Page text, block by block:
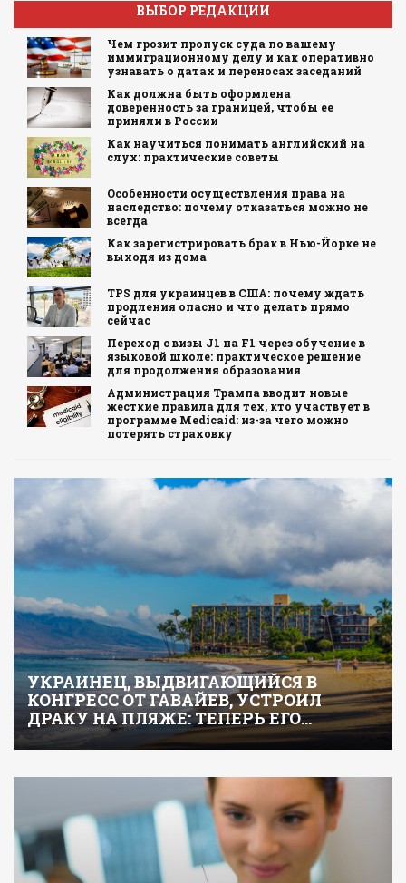
ВЫБОР РЕДАКЦИИ
Чем грозит пропуск суда по вашему
иммиграционному делу и как оперативно
узнавать о датах и переносах заседаний
Как должна быть оформлена
доверенность за границей, чтобы ее
приняли в России
Как научиться понимать английский на
слух: практические советы
Особенности осуществления права на
наследство: почему отказаться можно не
всегда
Как зарегистрировать брак в Нью-Йорке не
выходя из дома
TPS для украинцев в США: почему ждать
продления опасно и что делать прямо
сейчас
Переход с визы J1 на F1 через обучение в
языковой школе: практическое решение
для продолжения образования
Администрация Трампа вводит новые
жесткие правила для тех, кто участвует в
программе Medicaid: из-за чего можно
потерять страховку
УКРАИНЕЦ, ВЫДВИГАЮЩИЙСЯ В
КОНГРЕСС ОТ ГАВАЙЕВ, УСТРОИЛ
ДРАКУ НА ПЛЯЖЕ: ТЕПЕРЬ ЕГО…